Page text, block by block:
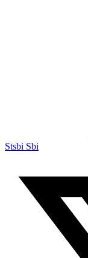
Stsbi Sbi